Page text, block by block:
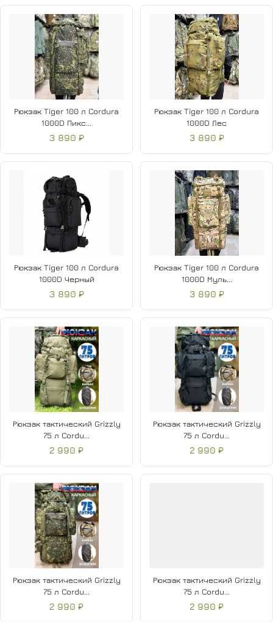
Рюкзак Tiger 100 л Cordura
1000D Пикс...
3 890 ₽
Рюкзак Tiger 100 л Cordura
1000D Лес
3 890 ₽
Рюкзак Tiger 100 л Cordura
1000D Черный
3 890 ₽
Рюкзак Tiger 100 л Cordura
1000D Муль...
3 890 ₽
Рюкзак тактический Grizzly
75 л Cordu...
2 990 ₽
Рюкзак тактический Grizzly
75 л Cordu...
2 990 ₽
Рюкзак тактический Grizzly
75 л Cordu...
2 990 ₽
Рюкзак тактический Grizzly
75 л Cordu...
2 990 ₽